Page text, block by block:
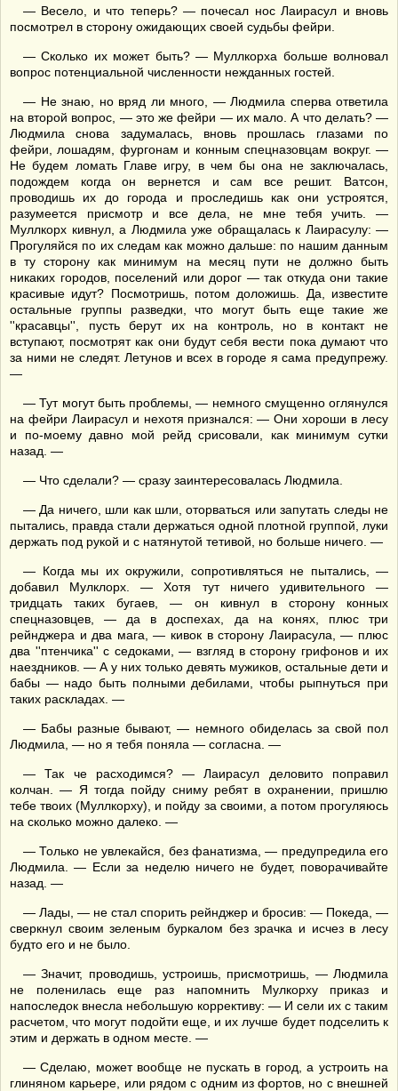
— Весело, и что теперь? — почесал нос Лаирасул и вновь
посмотрел в сторону ожидающих своей судьбы фейри.
— Сколько их может быть? — Муллкорха больше волновал
вопрос потенциальной численности нежданных гостей.
— Не знаю, но вряд ли много, — Людмила сперва ответила
на второй вопрос, — это же фейри — их мало. А что делать? —
Людмила снова задумалась, вновь прошлась глазами по
фейри, лошадям, фургонам и конным спецназовцам вокруг. —
Не будем ломать Главе игру, в чем бы она не заключалась,
подождем когда он вернется и сам все решит. Ватсон,
проводишь их до города и проследишь как они устроятся,
разумеется присмотр и все дела, не мне тебя учить. —
Муллкорх кивнул, а Людмила уже обращалась к Лаирасулу: —
Прогуляйся по их следам как можно дальше: по нашим данным
в ту сторону как минимум на месяц пути не должно быть
никаких городов, поселений или дорог — так откуда они такие
красивые идут? Посмотришь, потом доложишь. Да, известите
остальные группы разведки, что могут быть еще такие же
''красавцы'', пусть берут их на контроль, но в контакт не
вступают, посмотрят как они будут себя вести пока думают что
за ними не следят. Летунов и всех в городе я сама предупрежу.
—
— Тут могут быть проблемы, — немного смущенно оглянулся
на фейри Лаирасул и нехотя признался: — Они хороши в лесу
и по-моему давно мой рейд срисовали, как минимум сутки
назад. —
— Что сделали? — сразу заинтересовалась Людмила.
— Да ничего, шли как шли, оторваться или запутать следы не
пытались, правда стали держаться одной плотной группой, луки
держать под рукой и с натянутой тетивой, но больше ничего. —
— Когда мы их окружили, сопротивляться не пытались, —
добавил Мулклорх. — Хотя тут ничего удивительного —
тридцать таких бугаев, — он кивнул в сторону конных
спецназовцев, — да в доспехах, да на конях, плюс три
рейнджера и два мага, — кивок в сторону Лаирасула, — плюс
два ''птенчика'' с седоками, — взгляд в сторону грифонов и их
наездников. — А у них только девять мужиков, остальные дети и
бабы — надо быть полными дебилами, чтобы рыпнуться при
таких раскладах. —
— Бабы разные бывают, — немного обиделась за свой пол
Людмила, — но я тебя поняла — согласна. —
— Так че расходимся? — Лаирасул деловито поправил
колчан. — Я тогда пойду сниму ребят в охранении, пришлю
тебе твоих (Муллкорху), и пойду за своими, а потом прогуляюсь
на сколько можно далеко. —
— Только не увлекайся, без фанатизма, — предупредила его
Людмила. — Если за неделю ничего не будет, поворачивайте
назад. —
— Лады, — не стал спорить рейнджер и бросив: — Покеда, —
сверкнул своим зеленым буркалом без зрачка и исчез в лесу
будто его и не было.
— Значит, проводишь, устроишь, присмотришь, — Людмила
не поленилась еще раз напомнить Мулкорху приказ и
напоследок внесла небольшую коррективу: — И сели их с таким
расчетом, что могут подойти еще, и их лучше будет подселить к
этим и держать в одном месте. —
— Сделаю, может вообще не пускать в город, а устроить на
глиняном карьере, или рядом с одним из фортов, но с внешней